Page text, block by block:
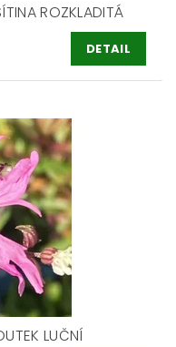
ROZKLADITÁ
DETAIL
LUČNÍ